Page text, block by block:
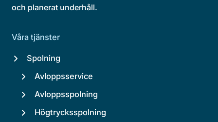
och planerat underhåll.
Våra tjänster
Spolning
Avloppsservice
Avloppsspolning
Högtrycksspolning